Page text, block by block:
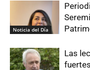
Noticia del Día
Las